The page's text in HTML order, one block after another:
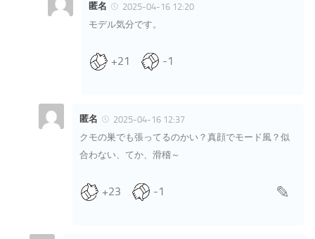
匿名
2025-04-16 12:20
モデル気分です。
+21 -1
匿名
2025-04-16 12:37
クモの巣でも張ってるのかい？真顔でモード風？似
合わない、てか、滑稽～
+23 -1